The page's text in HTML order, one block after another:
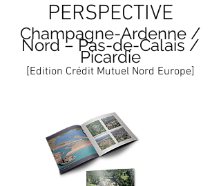
PERSPECTIVE
Champagne-Ardenne /
Nord – Pas-de-Calais /
Picardie
[Edition Crédit Mutuel Nord Europe]